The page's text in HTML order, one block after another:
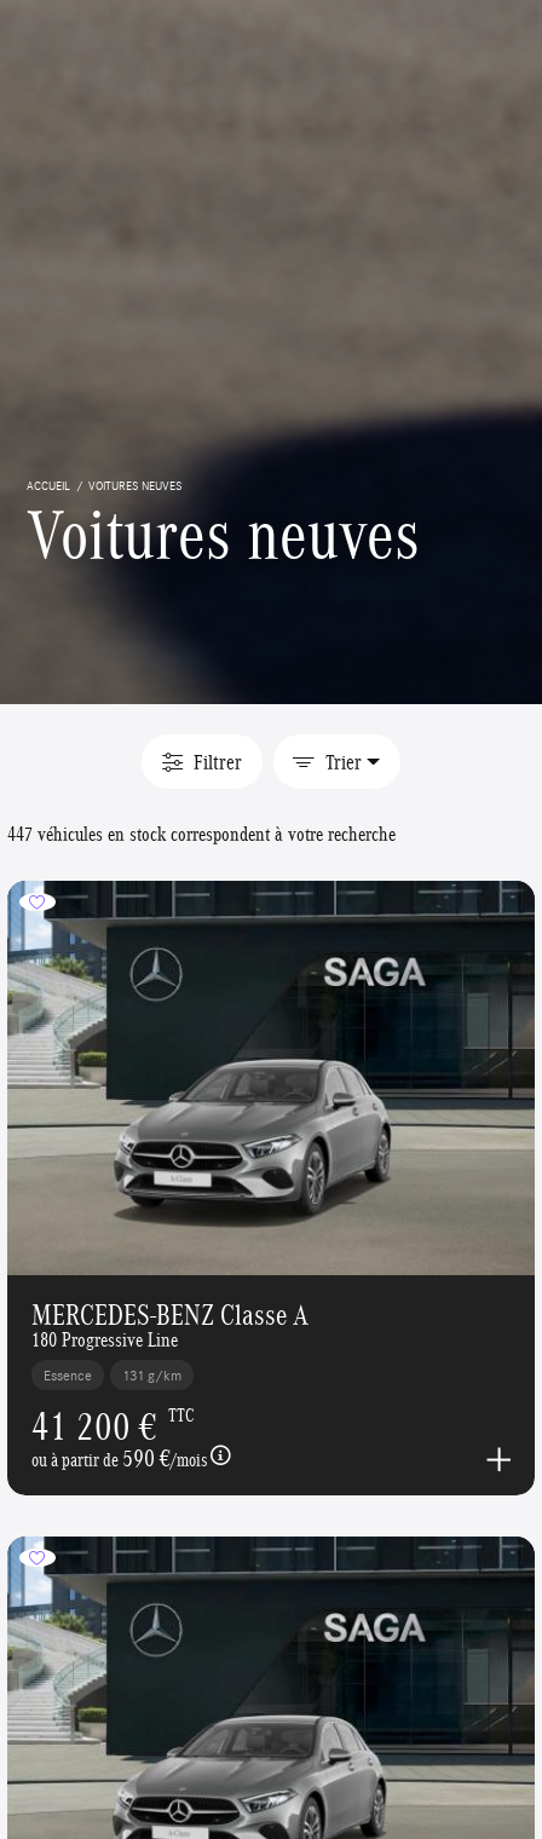
ACCUEIL VOITURES NEUVES
Voitures neuves
Filtrer Trier
447 véhicules en stock correspondent à votre recherche
MERCEDES-BENZ Classe A
180 Progressive Line
Essence 131 g/km
41 200 € TTC
ou à partir de590 €/mois